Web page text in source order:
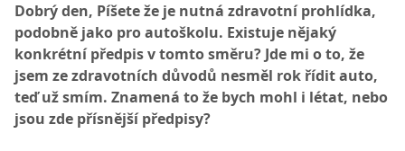
Dobrý den, Píšete že je nutná zdravotní prohlídka,
podobně jako pro autoškolu. Existuje nějaký
konkrétní předpis v tomto směru? Jde mi o to, že
jsem ze zdravotních důvodů nesměl rok řídit auto,
teď už smím. Znamená to že bych mohl i létat, nebo
jsou zde přísnější předpisy?